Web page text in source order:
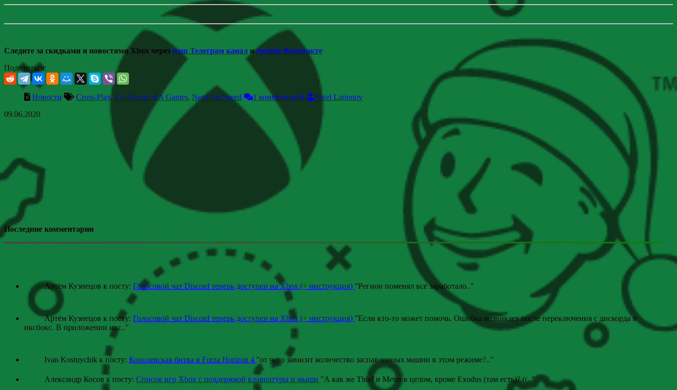
Следите за скидками и новостями Xbox через наш Телеграм канал игруппу Вконтакте
Поделиться:
Новости Cross-Play, EA Access, EA Games, Need for Speed 1 комментарий
Pavel Larionov
09.06.2020
Последние комментарии
Артём Кузнецов к посту: Голосовой чат Discord теперь доступен на Xbox (+ инструкция) "Регион поменял все заработало.."
Артём Кузнецов к посту: Голосовой чат Discord теперь доступен на Xbox (+ инструкция) "Если кто-то может помочь. Ошибка возникает после переключения с дискорда в
иксбокс. В приложении икс.."
Ivan Kostuychik к посту: Королевская битва в Forza Horizon 4 "от чего зависит количество заспавленных машин в этом режиме?.."
Александр Косов к посту: Список игр Xbox c поддержкой клавиатуры и мыши "А как же Thief и Metro в целом, кроме Exodus (там есть)? ((.."